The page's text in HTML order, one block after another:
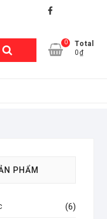
facebook
0
Total
0₫
PHẨM
(6)